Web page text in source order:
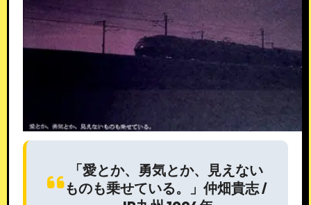
「愛とか、勇気とか、見えない
ものも乗せている。」仲畑貴志 /